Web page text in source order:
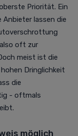
Priorität. Ein
Anbieter lassen die
oft zur
meist ist die
Dringlichkeit
die
- oftmals
möglich